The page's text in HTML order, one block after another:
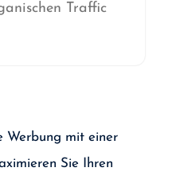
Traffic
Werbung mit einer
Sie Ihren